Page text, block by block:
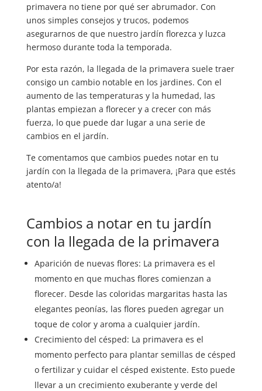
primavera no tiene por qué ser abrumador. Con
unos simples consejos y trucos, podemos
asegurarnos de que nuestro jardín florezca y luzca
hermoso durante toda la temporada.
Por esta razón, la llegada de la primavera suele traer
consigo un cambio notable en los jardines. Con el
aumento de las temperaturas y la humedad, las
plantas empiezan a florecer y a crecer con más
fuerza, lo que puede dar lugar a una serie de
cambios en el jardín.
Te comentamos que cambios puedes notar en tu
jardín con la llegada de la primavera, ¡Para que estés
atento/a!
Cambios a notar en tu jardín
con la llegada de la primavera
Aparición de nuevas flores: La primavera es el
momento en que muchas flores comienzan a
florecer. Desde las coloridas margaritas hasta las
elegantes peonías, las flores pueden agregar un
toque de color y aroma a cualquier jardín.
Crecimiento del césped: La primavera es el
momento perfecto para plantar semillas de césped
o fertilizar y cuidar el césped existente. Esto puede
llevar a un crecimiento exuberante y verde del